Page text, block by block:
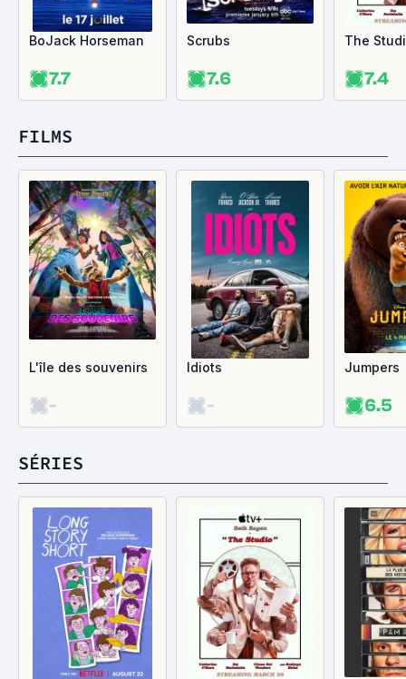
BoJack Horseman
7.7
Scrubs
7.6
The
7.4
FILMS
L'île des souvenirs
-
Idiots
-
Jumpers
6.5
SÉRIES